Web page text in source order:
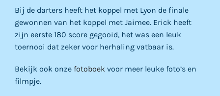
Bij de darters heeft het koppel met Lyon de finale
gewonnen van het koppel met Jaimee. Erick heeft
zijn eerste 180 score gegooid, het was een leuk
toernooi dat zeker voor herhaling vatbaar is.
Bekijk ook onze fotoboekvoor meer leuke foto’s en
filmpje.